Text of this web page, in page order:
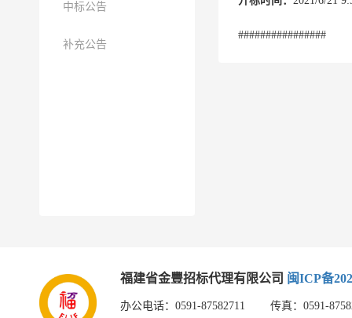
中标公告
补充公告
################
福建省金豐招标代理有限公司 闽ICP备
办公电话：0591-87582711 传真：0591-